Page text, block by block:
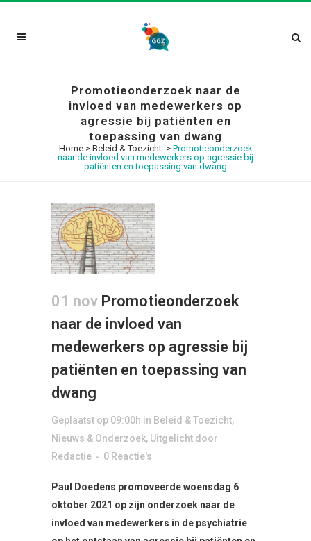
Promotieonderzoek naar de
invloed van medewerkers op
agressie bij patiënten en
toepassing van dwang
Home> Beleid & Toezicht > Promotieonderzoek
naar de invloed van medewerkers op agressie bij
patiënten en toepassing van dwang
01 nov Promotieonderzoek
naar de invloed van
medewerkers op agressie bij
patiënten en toepassing van
dwang
Geplaatst op 09:00h in Beleid & Toezicht,
Nieuws & Onderzoek, Uitgelicht door
Redactie
0 Reactie's
Paul Doedens promoveerde woensdag 6
oktober 2021 op zijn onderzoek naar de
invloed van medewerkers in de psychiatrie